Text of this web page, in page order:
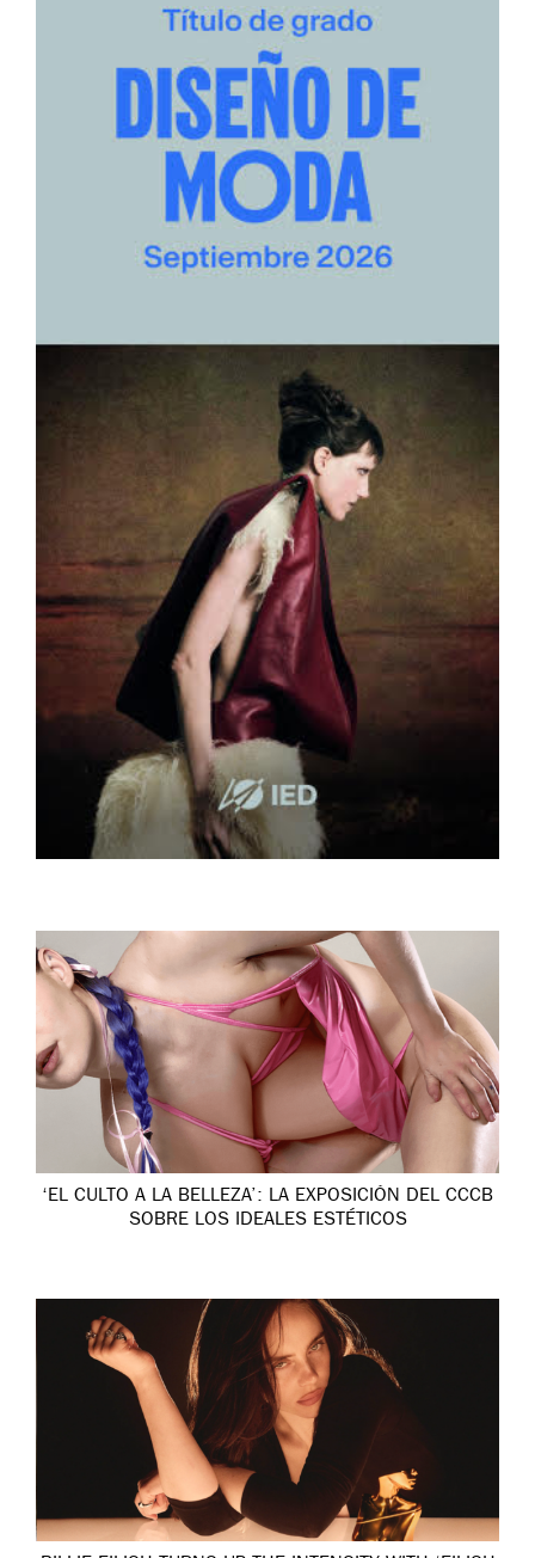
‘EL CULTO A LA BELLEZA’: LA EXPOSICIÓN DEL CCCB
SOBRE LOS IDEALES ESTÉTICOS